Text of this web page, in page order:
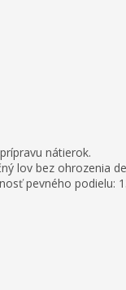
nátierok.
lov bez ohrozenia
pevného podielu: